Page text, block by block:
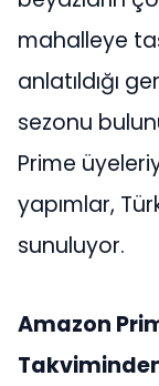
mahalleye
anlatıldığı
sezonu
Prime
yapımlar,
sunuluyor.
Amazon